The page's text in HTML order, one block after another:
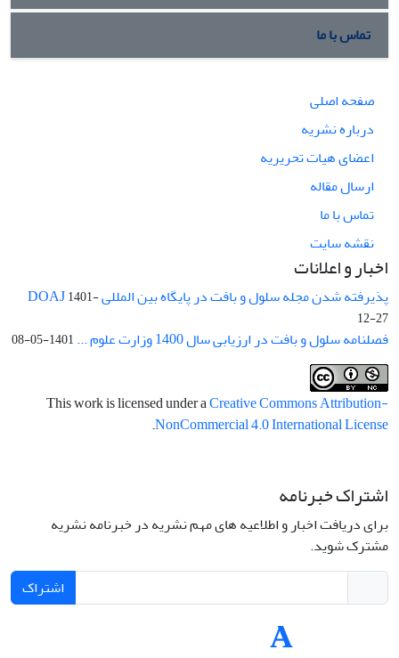
تماس با ما
صفحه اصلی
درباره نشریه
اعضای هیات تحریریه
ارسال مقاله
تماس با ما
نقشه سایت
اخبار و اعلانات
پذیرفته شدن مجله سلول و بافت در پایگاه بین المللی DOAJ1401-
12-27
فصلنامه سلول و بافت در ارزیابی سال 1400 وزارت علوم ... 1401-05-08
This work is licensed under aCreative Commons Attribution-
NonCommercial 4.0 International License
.
اشتراک خبرنامه
برای دریافت اخبار و اطلاعیه های مهم نشریه در خبرنامه نشریه
مشترک شوید.
اشتراک